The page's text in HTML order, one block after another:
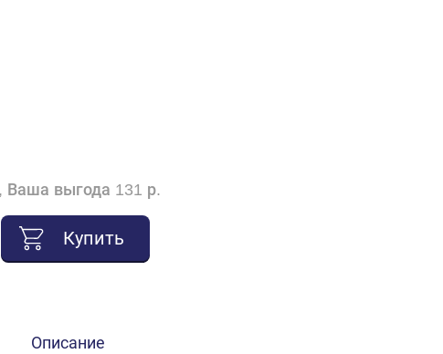
Ваша выгода 131 р.
Купить
Описание